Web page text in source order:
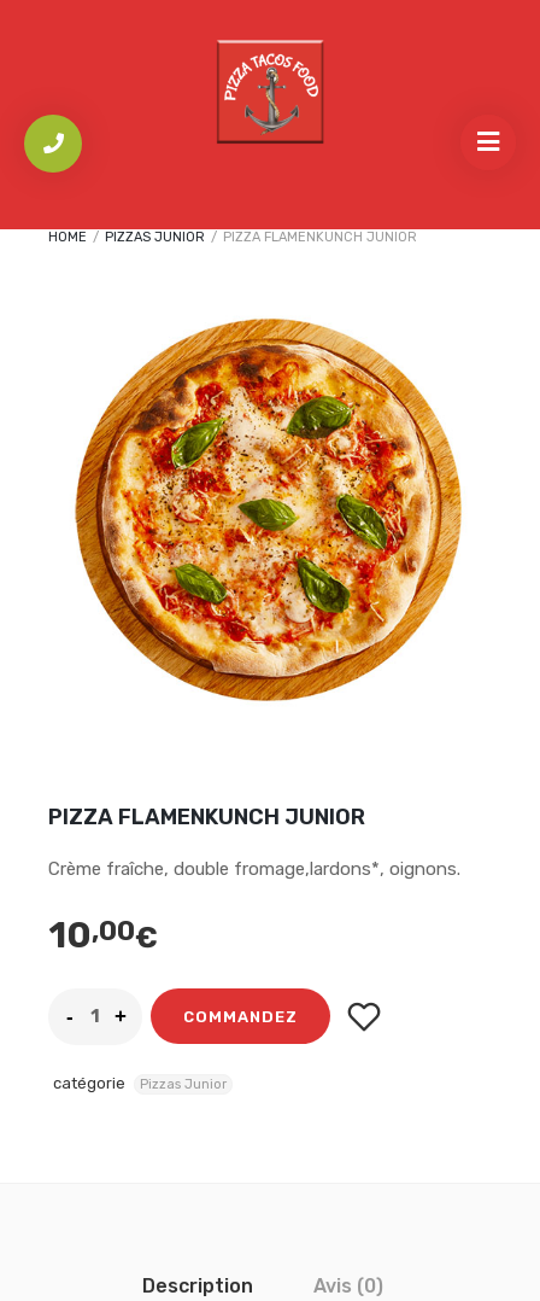
HOME / PIZZAS JUNIOR / PIZZA FLAMENKUNCH JUNIOR
PIZZA FLAMENKUNCH JUNIOR
Crème fraîche, double fromage,lardons*, oignons.
10,00€
COMMANDEZ
catégorie Pizzas Junior
Description Avis (0)